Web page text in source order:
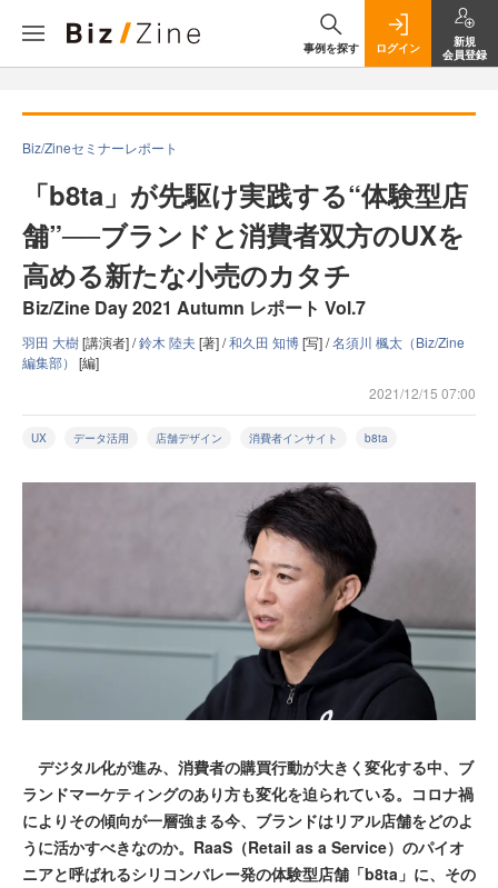
事例を探す ログイン
新規
会員登録
Biz/Zineセミナーレポート
「b8ta」が先駆け実践する“体験型店
舗”──ブランドと消費者双方のUXを
高める新たな小売のカタチ
Biz/Zine Day 2021 Autumn レポート Vol.7
羽田 大樹[講演者] /鈴木 陸夫 [著] /和久田 知博[写] /名須川 楓太（Biz/Zine
編集部） [編]
2021/12/15 07:00
UX データ活用 店舗デザイン 消費者インサイト b8ta
デジタル化が進み、消費者の購買行動が大きく変化する中、ブ
ランドマーケティングのあり方も変化を迫られている。コロナ禍
によりその傾向が一層強まる今、ブランドはリアル店舗をどのよ
うに活かすべきなのか。RaaS（Retail as a Service）のパイオ
ニアと呼ばれるシリコンバレー発の体験型店舗「b8ta」に、その